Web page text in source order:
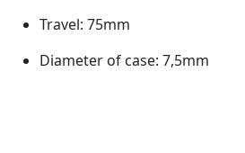
Travel: 75mm
Diameter of case: 7,5mm